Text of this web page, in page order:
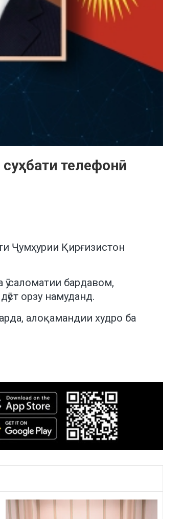
телефонӣ
Ҷумҳурии Қирғизистон
саломатии бардавом,
орзу намуданд.
алоқамандии худро ба